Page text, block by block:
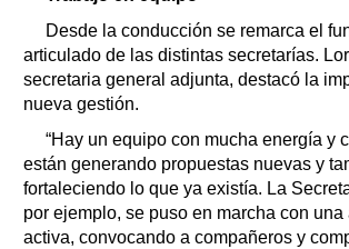
Desde la conducción se remarca el
articulado de las distintas secretarías.
secretaria general adjunta, destacó la
nueva gestión.
“Hay un equipo con mucha energía y
están generando propuestas nuevas y
fortaleciendo lo que ya existía. La
por ejemplo, se puso en marcha con
activa, convocando a compañeros y